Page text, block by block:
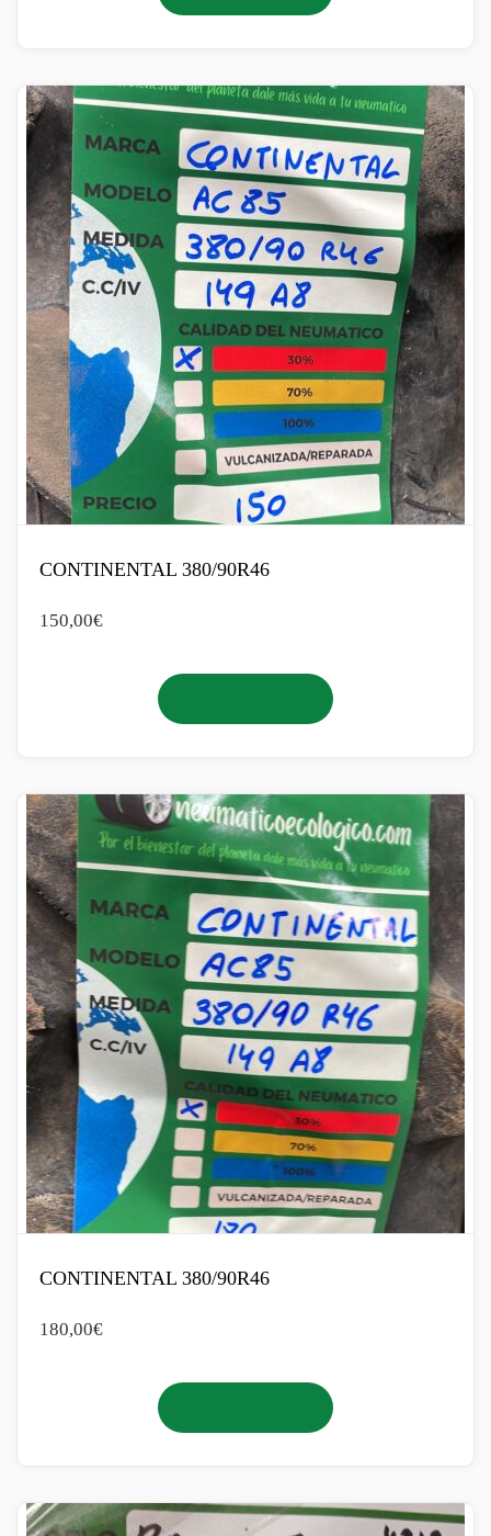
CONTINENTAL 380/90R46
150,00€
CONTINENTAL 380/90R46
180,00€